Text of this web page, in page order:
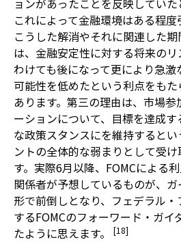
ョンがあったことを反映していた
これによって金融環境はある程度
こうした解消やそれに関連した
は、金融安定性に対する将来の
わけても後になって更により急
可能性を低めたという利点をも
あります。第三の理由は、市場
ーションについて、目標を達成
な政策スタンスにを維持すると
ントの全体的な弱まりとして受
す。実際6月以降、FOMCによる
関係者が予想しているものが、
形で前倒しとなり、フェデラル
するFOMCのフォーワード・ガイ
たように思えます。
[18]